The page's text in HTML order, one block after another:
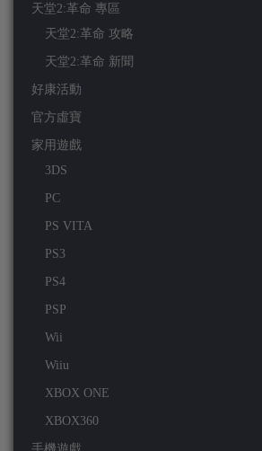
天堂2:革命 專區
天堂2:革命 攻略
天堂2:革命 新聞
好康活動
官方虛寶
家用遊戲
3DS
PC
PS VITA
PS3
PS4
PSP
Wii
Wiiu
XBOX ONE
XBOX360